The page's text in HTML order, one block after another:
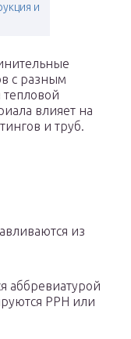
и
с разным
тепловой
влияет на
и труб.
из
аббревиатурой
РРН или